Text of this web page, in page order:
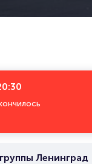
Ленинград